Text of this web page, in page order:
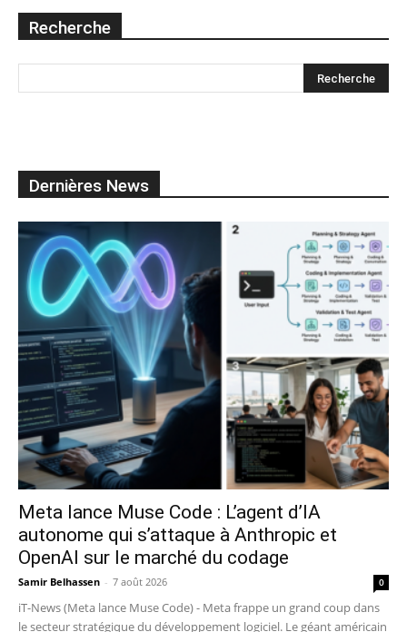
Recherche
Dernières News
Meta lance Muse Code : L’agent d’IA
autonome qui s’attaque à Anthropic et
OpenAI sur le marché du codage
Samir Belhassen - 7 août 2026 0
iT-News (Meta lance Muse Code) - Meta frappe un grand coup dans
le secteur stratégique du développement logiciel. Le géant américain